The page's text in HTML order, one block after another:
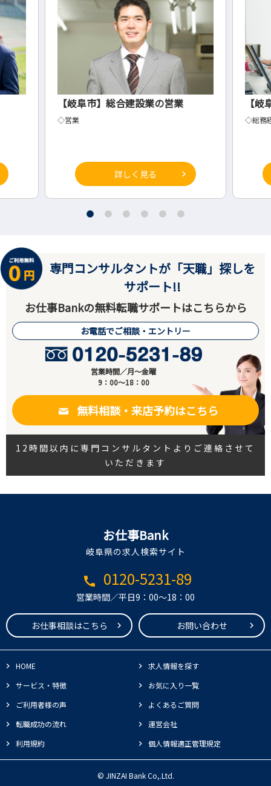
【岐阜市】総合建設業の営業
◇営業
詳しく見る
【
◇総務
専門コンサルタントが「天職」探しを
サポート!!
お仕事Bankの無料転職サポートはこちらから
お電話でご相談・エントリー
営業時間／月～金曜
9：00～18：00
無料相談・来店予約はこちら
12時間以内に専門コンサルタントよりご連絡させて
いただきます
お仕事Bank
岐阜県の求人検索サイト
call 0120-5231-89
営業時間／平日9：00～18：00
お仕事相談はこちら お問い合わせ
HOME
求人情報を探す
サービス・特徴
お気に入り一覧
ご利用者様の声
よくあるご質問
転職成功の流れ
運営会社
利用規約
個人情報適正管理規定
© JINZAI Bank Co,.Ltd.